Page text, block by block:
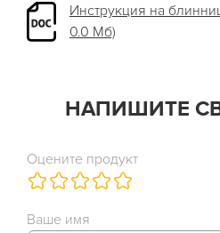
Инструкция на
0.0 Мб)
НАПИШИТЕ
Оцените продукт
Ваше имя